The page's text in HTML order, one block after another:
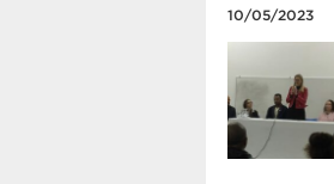
10/05/2023